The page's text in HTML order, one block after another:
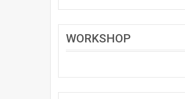
WORKSHOP